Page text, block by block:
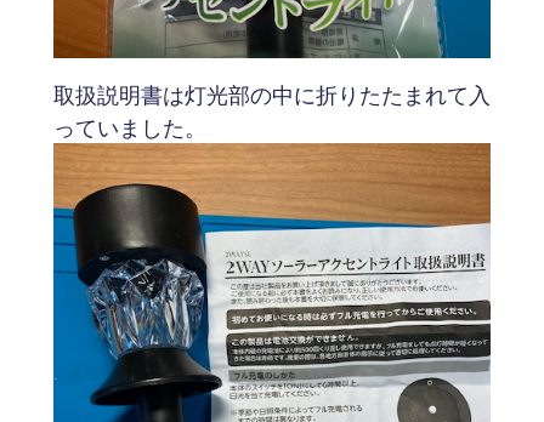
取扱説明書は灯光部の中に折りたたまれて入
っていました。